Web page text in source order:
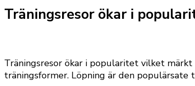
Träningsresor ökar i
Träningsresor ökar i popularitet vilket
träningsformer. Löpning är den